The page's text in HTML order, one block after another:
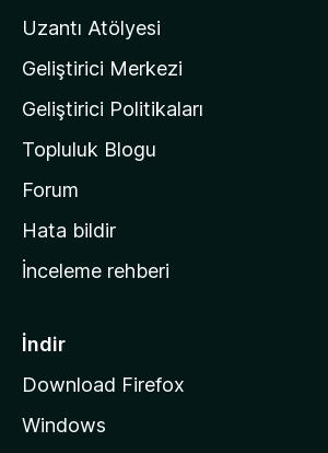
n
ı
n
n
a
s
y
a
ı
n
Uzantı Atölyesi
Geliştirici Merkezi
Geliştirici Politikaları
Topluluk Blogu
Forum
Hata bildir
İnceleme rehberi
İndir
Download Firefox
Windows